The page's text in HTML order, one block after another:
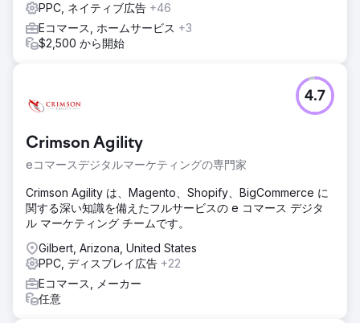
PPC, ネイティブ広告 +46
Eコマース, ホームサービス +3
$2,500 から開始
Crimson Agility
eコマースデジタルマーケティングの専門家
4.7
Crimson Agility は、Magento、Shopify、BigCommerce に
関する深い知識を備えたフルサービスの e コマース デジタ
ル マーケティング チームです。
Gilbert, Arizona, United States
PPC, ディスプレイ広告 +22
Eコマース, メーカー
任意